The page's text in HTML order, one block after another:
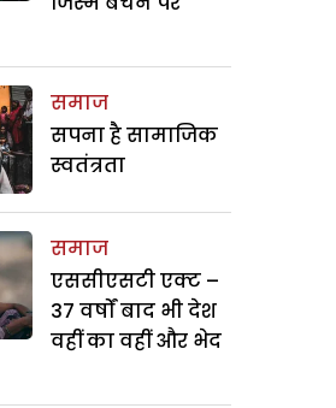
समाज
सपना है सामाजिक
स्वतंत्रता
समाज
एससीएसटी एक्ट –
37 वर्षों बाद भी देश
वहीं का वहीं और भेद